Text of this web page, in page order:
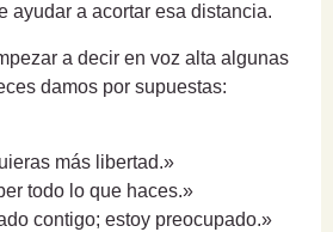
ayudar a acortar esa distancia.
a decir en voz alta algunas
damos por supuestas:
más libertad.»
todo lo que haces.»
contigo; estoy preocupado.»